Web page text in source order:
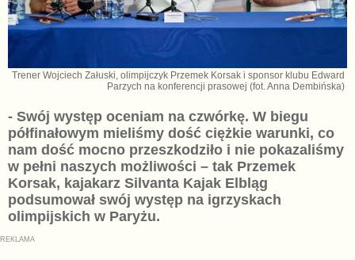
Trener Wojciech Załuski, olimpijczyk Przemek Korsak i sponsor klubu Edward
Parzych na konferencji prasowej (fot. Anna Dembińska)
- Swój występ oceniam na czwórkę. W biegu
półfinałowym mieliśmy dość ciężkie warunki, co
nam dość mocno przeszkodziło i nie pokazaliśmy
w pełni naszych możliwości – tak Przemek
Korsak, kajakarz Silvanta Kajak Elbląg
podsumował swój występ na igrzyskach
olimpijskich w Paryżu.